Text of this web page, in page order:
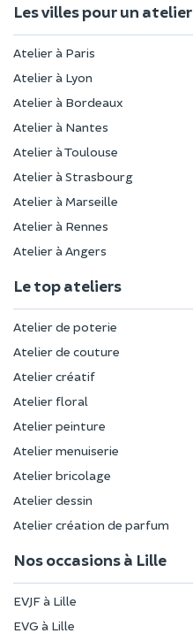
Les villes pour un atelier
Atelier à Paris
Atelier à Lyon
Atelier à Bordeaux
Atelier à Nantes
Atelier à Toulouse
Atelier à Strasbourg
Atelier à Marseille
Atelier à Rennes
Atelier à Angers
Le top ateliers
Atelier de poterie
Atelier de couture
Atelier créatif
Atelier floral
Atelier peinture
Atelier menuiserie
Atelier bricolage
Atelier dessin
Atelier création de parfum
Nos occasions à Lille
EVJF à Lille
EVG à Lille